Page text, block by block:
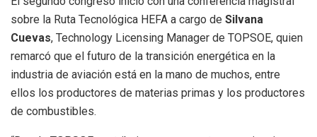
sobre la Ruta Tecnológica HEFA a cargo de Silvana
Cuevas, Technology Licensing Manager de TOPSOE, quien
remarcó que el futuro de la transición energética en la
industria de aviación está en la mano de muchos, entre
ellos los productores de materias primas y los productores
de combustibles.